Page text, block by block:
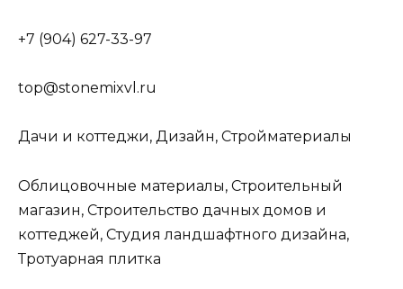
+7 (904) 627-33-97
top@stonemixvl.ru
Дачи и коттеджи, Дизайн, Стройматериалы
Облицовочные материалы, Строительный
магазин, Строительство дачных домов и
коттеджей, Студия ландшафтного дизайна,
Тротуарная плитка